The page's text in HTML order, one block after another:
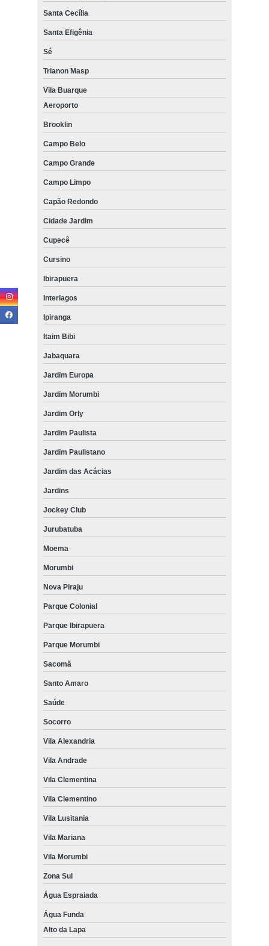
Santa Cecília
Santa Efigênia
Sé
Trianon Masp
Vila Buarque
Aeroporto
Brooklin
Campo Belo
Campo Grande
Campo Limpo
Capão Redondo
Cidade Jardim
Cupecê
Cursino
Ibirapuera
Interlagos
Ipiranga
Itaim Bibi
Jabaquara
Jardim Europa
Jardim Morumbi
Jardim Orly
Jardim Paulista
Jardim Paulistano
Jardim das Acácias
Jardins
Jockey Club
Jurubatuba
Moema
Morumbi
Nova Piraju
Parque Colonial
Parque Ibirapuera
Parque Morumbi
Sacomã
Santo Amaro
Saúde
Socorro
Vila Alexandria
Vila Andrade
Vila Clementina
Vila Clementino
Vila Lusitania
Vila Mariana
Vila Morumbi
Zona Sul
Água Espraiada
Água Funda
Alto da Lapa